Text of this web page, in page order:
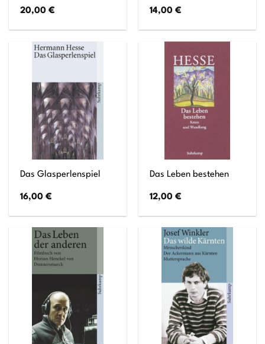
20,00€ 14,00€
Das Glasperlenspiel
16,00€
Das Leben bestehen
12,00€